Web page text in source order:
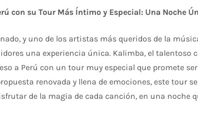
con su Tour Más Íntimo y Especial: Una Noche
y uno de los artistas más queridos de la
una experiencia única. Kalimba, el talentoso
a Perú con un tour muy especial que promete
renovada y llena de emociones, este tour
de la magia de cada canción, en una noche